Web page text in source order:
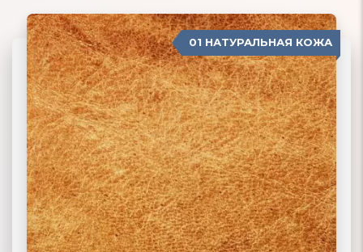
04 ЗАМША 01 НАТУРАЛЬНАЯ КОЖА
02 ЭКОКОЖА
03 ИСКУССТВЕННАЯ КОЖА